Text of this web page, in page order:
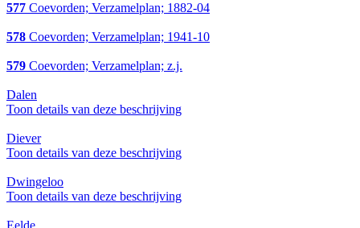
577 Coevorden; Verzamelplan; 1882-04
578 Coevorden; Verzamelplan; 1941-10
579 Coevorden; Verzamelplan; z.j.
Dalen
Toon details van deze beschrijving
Diever
Toon details van deze beschrijving
Dwingeloo
Toon details van deze beschrijving